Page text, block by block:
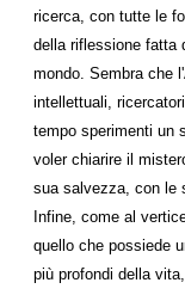
ricerca, con tutte le
della riflessione fatta
mondo. Sembra che
intellettuali,
tempo sperimenti un
voler chiarire il
sua salvezza, con le
Infine, come al
quello che possiede
più profondi della